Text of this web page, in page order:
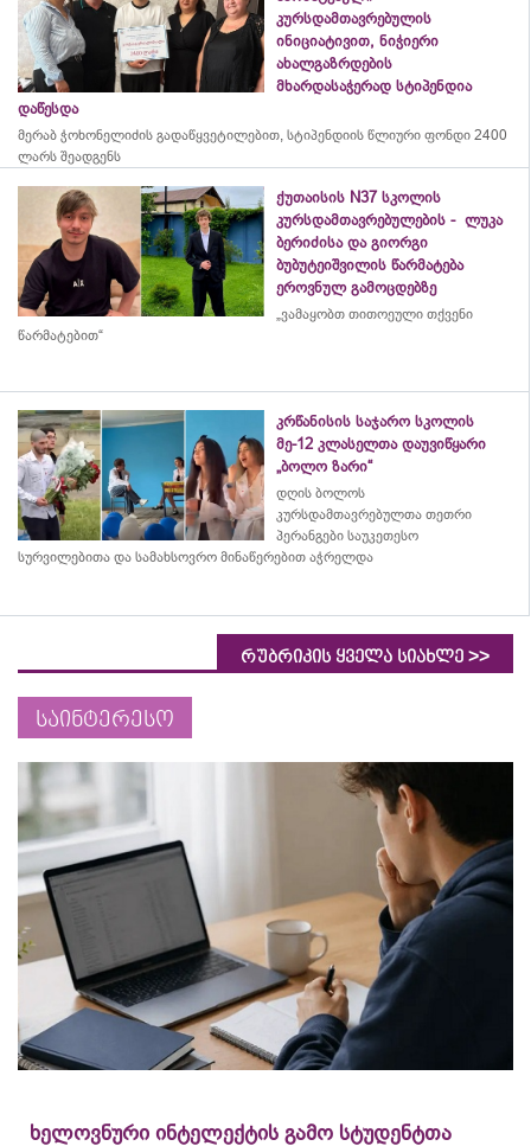
კურსდამთავრებულის
ინიციატივით, ნიჭიერი
ახალგაზრდების
მხარდასაჭერად სტიპენდია
დაწესდა
მერაბ ჭოხონელიძის გადაწყვეტილებით, სტიპენდიის წლიური ფონდი 2400
ლარს შეადგენს
ქუთაისის N37 სკოლის
კურსდამთავრებულების - ლუკა
ბერიძისა და გიორგი
ბუბუტეიშვილის წარმატება
ეროვნულ გამოცდებზე
„ვამაყობთ თითოეული თქვენი
წარმატებით“
კრწანისის საჯარო სკოლის
მე-12 კლასელთა დაუვიწყარი
„ბოლო ზარი“
დღის ბოლოს
კურსდამთავრებულთა თეთრი
პერანგები საუკეთესო
სურვილებითა და სამახსოვრო მინაწერებით აჭრელდა
რუბრიკის ყველა სიახლე >>
საინტერესო
ხელოვნური ინტელექტის გამო სტუდენტთა